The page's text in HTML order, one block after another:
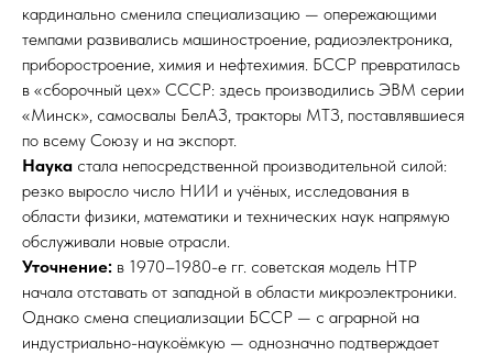
кардинально сменила специализацию — опережающими
темпами развивались машиностроение, радиоэлектроника,
приборостроение, химия и нефтехимия. БССР превратилась
в «сборочный цех» СССР: здесь производились ЭВМ серии
«Минск», самосвалы БелАЗ, тракторы МТЗ, поставлявшиеся
по всему Союзу и на экспорт.
Наука стала непосредственной производительной силой:
резко выросло число НИИ и учёных, исследования в
области физики, математики и технических наук напрямую
обслуживали новые отрасли.
Уточнение: в 1970–1980-е гг. советская модель НТР
начала отставать от западной в области микроэлектроники.
Однако смена специализации БССР — с аграрной на
индустриально-наукоёмкую — однозначно подтверждает